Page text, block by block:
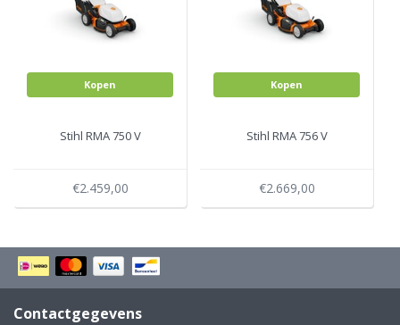
Kopen
Stihl RMA 750 V
€2.459,00
Kopen
Stihl RMA 756 V
€2.669,00
Contactgegevens